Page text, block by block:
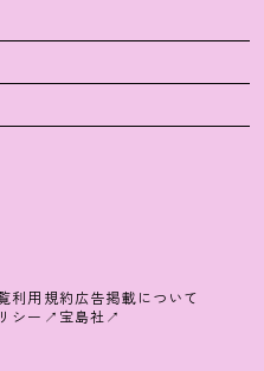
利用規約広告掲載について
シー 宝島社